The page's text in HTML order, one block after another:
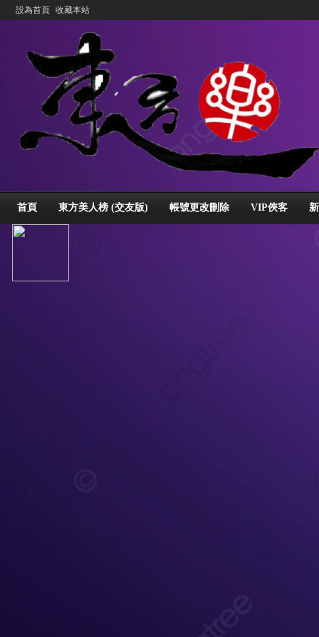
設為首頁 收藏本站
首頁 東方美人榜 (交友版) 帳號更改刪除 VIP俠客